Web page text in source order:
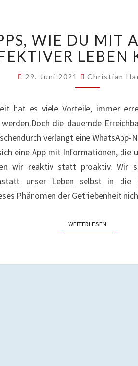
TIPPS,
WIE
DU
MIT
LEBEN
KANNST
WIE DU MIT
LEBEN
29. Juni 2021 Christian
hat es viele Vorteile, immer
die dauernde
verlangt eine WhatsApp-
eine App mit Informationen, die
wir reaktiv statt proaktiv. Wir
unser Leben selbst in die
Phänomen der Getriebenheit
WEITERLESEN